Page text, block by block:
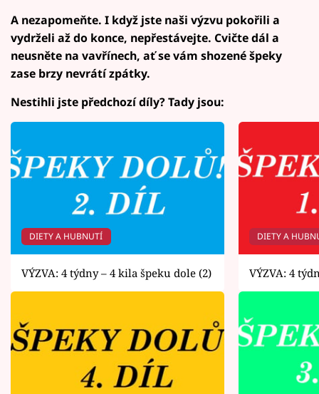
A nezapomeňte. I když jste naši výzvu pokořili a
vydrželi až do konce, nepřestávejte. Cvičte dál a
neusněte na vavřínech, ať se vám shozené špeky
zase brzy nevrátí zpátky.
Nestihli jste předchozí díly? Tady jsou:
DIETY A HUBNUTÍ
VÝZVA: 4 týdny – 4 kila špeku dole (2)
DIETY A
VÝZVA: 4